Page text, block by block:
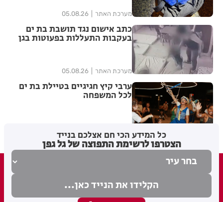
מערכת האתר 05.08.26
כתב אישום נגד תושבת בת ים
בעקבות התעללות בפעוטות בגן
מערכת האתר 05.08.26
ערבי קיץ חגיגיים בטיילת בת ים
לכל המשפחה
כל המידע הכי חם אצלכם בנייד
הצטרפו לרשימת התפוצה של גל גפן